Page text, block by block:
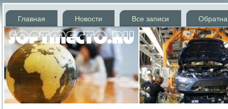
Главная Новости Все записи